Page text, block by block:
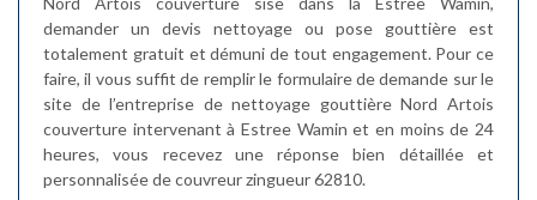
demander un devis nettoyage ou pose gouttière est
totalement gratuit et démuni de tout engagement. Pour ce
faire, il vous suffit de remplir le formulaire de demande sur le
site de l’entreprise de nettoyage gouttière Nord Artois
couverture intervenant à Estree Wamin et en moins de 24
heures, vous recevez une réponse bien détaillée et
personnalisée de couvreur zingueur 62810.